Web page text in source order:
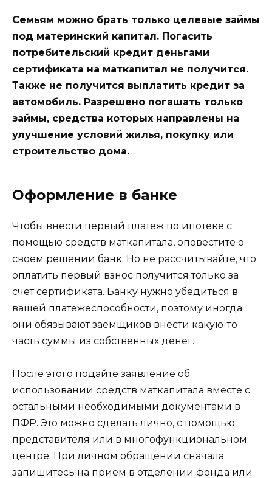
Семьям можно брать только целевые займы
под материнский капитал. Погасить
потребительский кредит деньгами
сертификата на маткапитал не получится.
Также не получится выплатить кредит за
автомобиль. Разрешено погашать только
займы, средства которых направлены на
улучшение условий жилья, покупку или
строительство дома.
Оформление в банке
Чтобы внести первый платеж по ипотеке с
помощью средств маткапитала, оповестите о
своем решении банк. Но не рассчитывайте, что
оплатить первый взнос получится только за
счет сертификата. Банку нужно убедиться в
вашей платежеспособности, поэтому иногда
они обязывают заемщиков внести какую-то
часть суммы из собственных денег.
После этого подайте заявление об
использовании средств маткапитала вместе с
остальными необходимыми документами в
ПФР. Это можно сделать лично, с помощью
представителя или в многофункциональном
центре. При личном обращении сначала
запишитесь на прием в отделении фонда или